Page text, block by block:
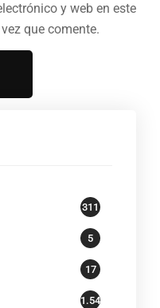
y web en este
que comente.
311
5
17
1.541